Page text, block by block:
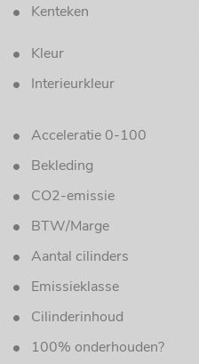
Kenteken
Kleur
Interieurkleur
Acceleratie 0-100
Bekleding
CO2-emissie
BTW/Marge
Aantal cilinders
Emissieklasse
Cilinderinhoud
100% onderhouden?